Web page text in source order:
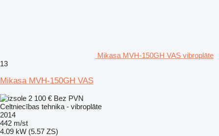
Mikasa MVH-150GH VAS vibroplāte
13
Mikasa MVH-150GH VAS
2 100 € Bez PVN
Celtniecības tehnika - vibroplāte
2014
442 m/st
4.09 kW (5.57 ZS)